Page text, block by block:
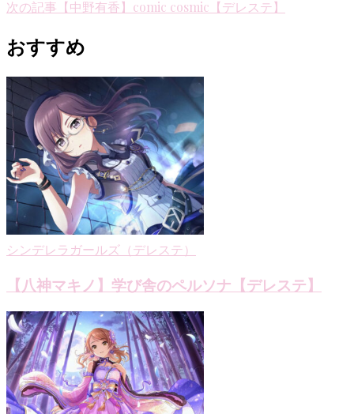
稿
ナ
ビ
ゲ
ー
シ
ョ
ン
次の記事 【中野有香】comic cosmic【デレステ】
おすすめ
シンデレラガールズ（デレステ）
【八神マキノ】学び舎のペルソナ【デレステ】